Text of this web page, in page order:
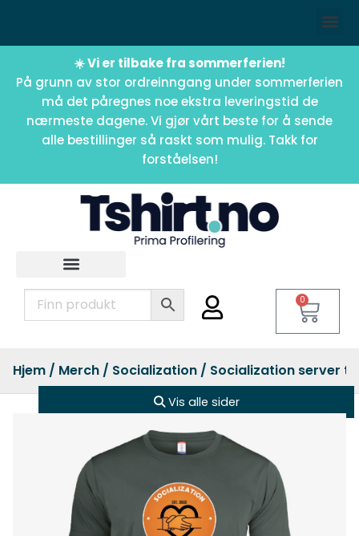
☀️ Vi er tilbake fra sommerferien!
På grunn av stor ordreinngang under sommerferien
må det påregnes noe ekstra leveringstid de
nærmeste dagene. Vi gjør vårt beste for å sende
alle bestillinger så raskt som mulig. Takk for
forståelsen!
0
Hjem / Merch / Socialization / Socialization server
Vis alle sider